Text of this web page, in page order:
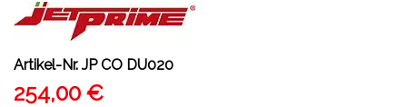
Artikel-Nr. JP CO DU020
254,00 €